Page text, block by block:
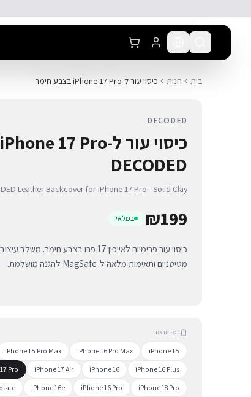
בית חנות כיסוי עור ל-iPhone 17 Pro בצבע חימר
DECODED
DECODED
Leather Backcover for iPhone 17 Pro - Solid Clay
₪199 במלאי
מטיטניום ותאימות מלאה ל-MagSafe להגנה מושלמת.
דגם תואם
iPhone 15
iPhone 16 Pro Max
iPhone 15 Pro Max
iPhone 16 Plus
iPhone 16
iPhone 17 Air
Pro
iPhone 18 Pro
iPhone 16 Pro
iPhone 16e